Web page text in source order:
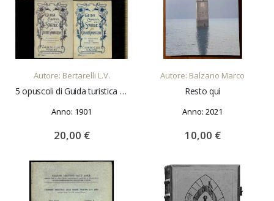
AGGIUNGI AL CARRELLO
Autore: Bertarelli L.V.
5 opuscoli di Guida turistica delle Strade di Grande comunicazione.
Anno: 1901
20,00 €
AGGIUNGI AL CARRELLO
Autore: Balzano Marco
Resto qui
Anno: 2021
10,00 €